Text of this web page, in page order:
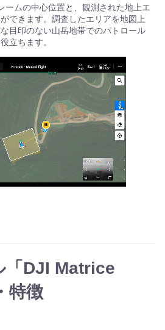
ームの中心位置と、観測された地上エ
できます。調査したエリアを地図上
目印のない山岳地帯でのパトロール
立ちます。
「DJI Matrice
特徴